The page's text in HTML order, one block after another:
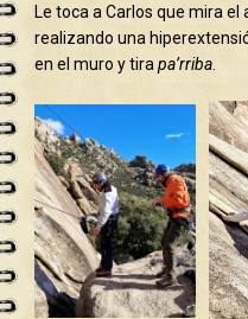
Le toca a Carlos que mira
realizando una
en el muro y tirapa’rriba